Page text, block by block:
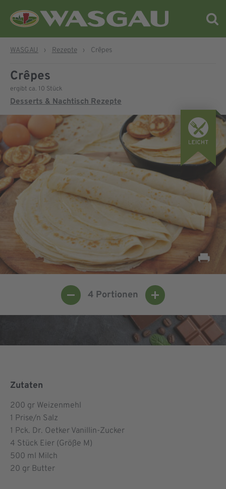
WASGAU › Rezepte › Crêpes
Crêpes
ergibt ca. 10 Stück
Desserts & Nachtisch Rezepte
4 Portionen
Zutaten
200 gr Weizenmehl
1 Prise/n Salz
1 Pck. Dr. Oetker Vanillin-Zucker
4 Stück Eier (Größe M)
500 ml Milch
20 gr Butter